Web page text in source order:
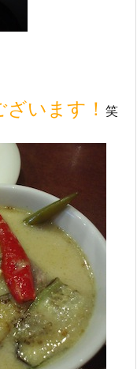
います！ 笑